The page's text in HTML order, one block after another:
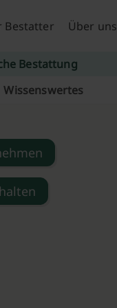
Bestatter
Über uns
Bestattung
Wissenswertes